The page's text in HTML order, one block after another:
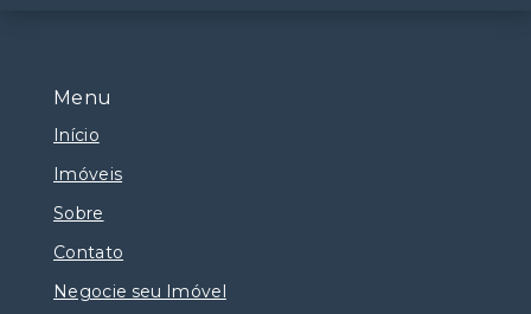
Menu
Início
Imóveis
Sobre
Contato
Negocie seu Imóvel